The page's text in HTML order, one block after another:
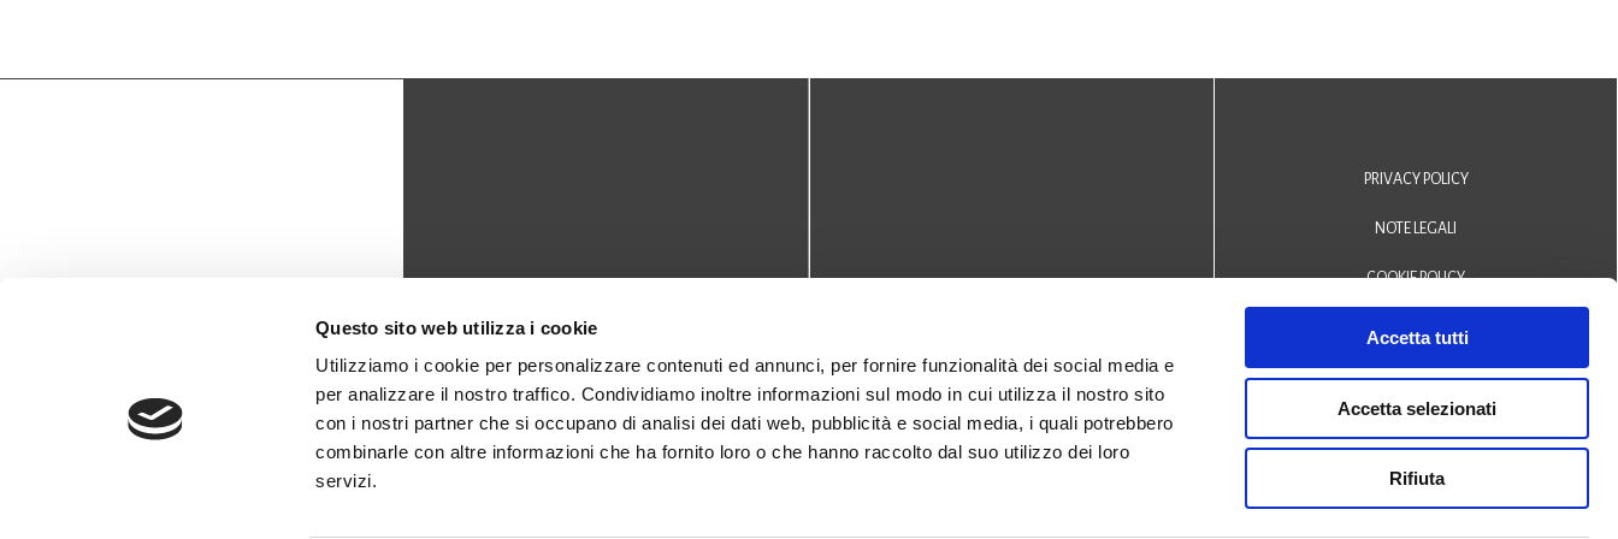
Questo sito web utilizza i cookie
Utilizziamo i cookie per personalizzare contenuti ed annunci, per fornire funzionalità dei social media e
per analizzare il nostro traffico. Condividiamo inoltre informazioni sul modo in cui utilizza il nostro sito
con i nostri partner che si occupano di analisi dei dati web, pubblicità e social media, i quali potrebbero
combinarle con altre informazioni che ha fornito loro o che hanno raccolto dal suo utilizzo dei loro
servizi.
Accetta tutti
Accetta selezionati
Rifiuta
biblioteca@comune.monselice.padova.it
0429 - 1905714
Via San Biagio,10
35043 Monselice (PD)
PRIVACY POLICY
NOTE LEGALI
COOKIE POLICY
DICHIARAZIONE DI ACCESSIBILITÀ
© 2024 Biblioteca Comunale
San Biagio Monselice -